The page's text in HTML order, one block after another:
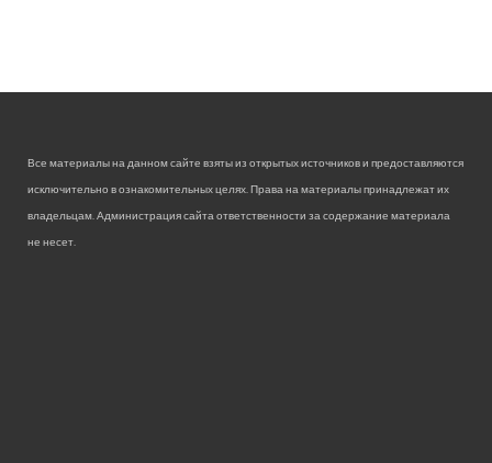
Все материалы на данном сайте взяты из открытых источников и предоставляются
исключительно в ознакомительных целях. Права на материалы принадлежат их
владельцам. Администрация сайта ответственности за содержание материала
не несет.